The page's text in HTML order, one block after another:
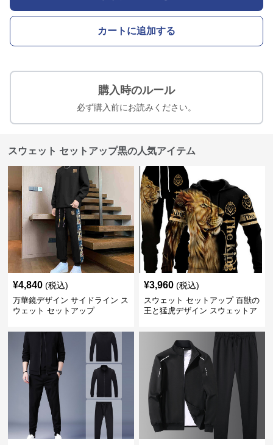
カートに追加する
購入時のルール
必ず購入前にお読みください。
スウェット セットアップ黒の人気アイテム
¥4,840 (税込)
万華鏡デザイン サイドライン ス
ウェット セットアップ
¥3,960 (税込)
スウェット セットアップ 百獣の
王と猛虎デザイン スウェットア